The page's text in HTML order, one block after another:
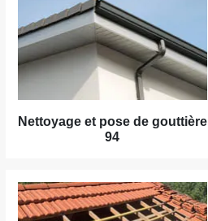
Nettoyage et pose de gouttière
94